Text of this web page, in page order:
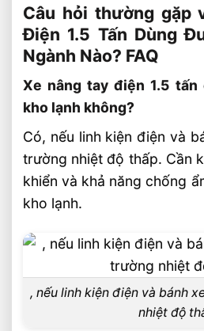
Câu hỏi thường gặp
Điện 1.5 Tấn Dùng
Ngành Nào? FAQ
Xe nâng tay điện 1.5
kho lạnh không?
Có, nếu linh kiện điện và
trường nhiệt độ thấp. Cần
khiển và khả năng chống
kho lạnh.
, nếu linh kiện điện và bánh
nhiệt độ